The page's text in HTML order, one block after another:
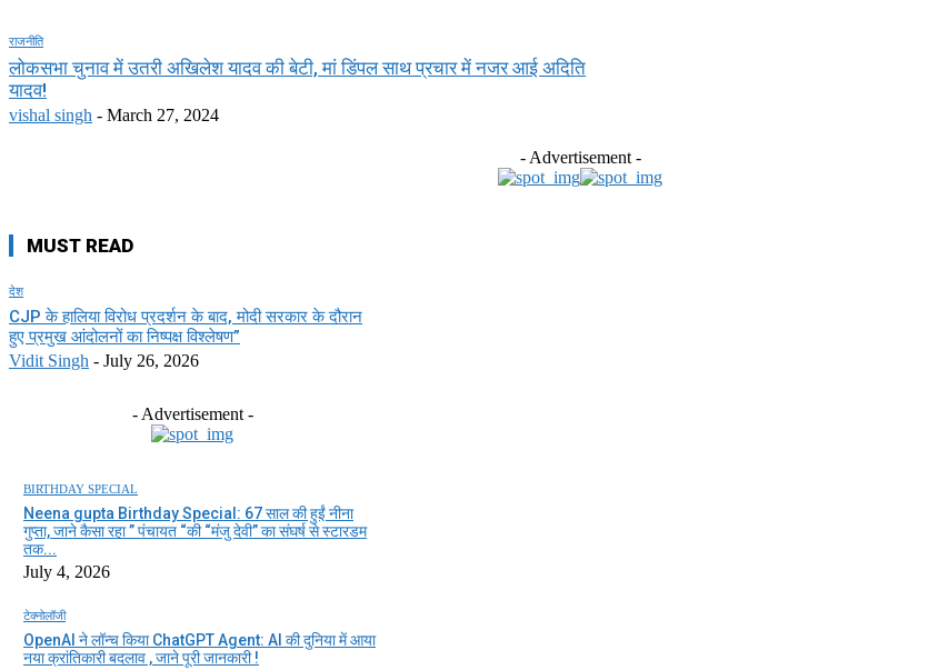
राजनीति
लोकसभा चुनाव में उतरी अखिलेश यादव की बेटी, मां डिंपल साथ प्रचार में नजर आई अदिति
यादव!
vishal singh - March 27, 2024
- Advertisement -
MUST READ
देश
CJP के हालिया विरोध प्रदर्शन के बाद, मोदी सरकार के दौरान
हुए प्रमुख आंदोलनों का निष्पक्ष विश्लेषण”
Vidit Singh - July 26, 2026
- Advertisement -
BIRTHDAY SPECIAL
Neena gupta Birthday Special: 67 साल की हुईं नीना
गुप्ता, जाने कैसा रहा ” पंचायत “की “मंजु देवी” का संघर्ष से स्टारडम
तक...
July 4, 2026
टेक्नोलॉजी
OpenAI ने लॉन्च किया ChatGPT Agent: AI की दुनिया में आया
नया क्रांतिकारी बदलाव , जाने पूरी जानकारी !